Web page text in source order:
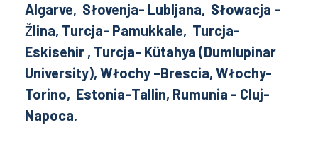
Algarve, Słovenja- Lubljana, Słowacja –
Žlina, Turcja- Pamukkale, Turcja-
Eskisehir , Turcja- Kütahya (Dumlupinar
University), Włochy –Brescia, Włochy-
Torino, Estonia-Tallin, Rumunia - Cluj-
Napoca.